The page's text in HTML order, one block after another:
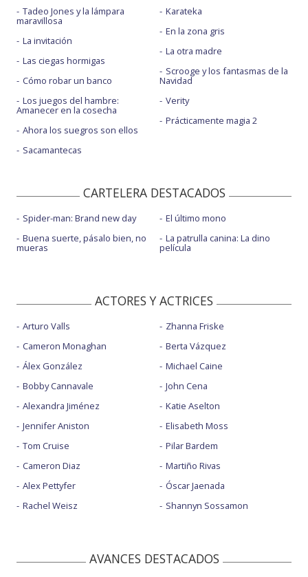
Tadeo Jones y la lámpara
maravillosa
La invitación
Las ciegas hormigas
Cómo robar un banco
Los juegos del hambre:
Amanecer en la cosecha
Ahora los suegros son ellos
Sacamantecas
Karateka
En la zona gris
La otra madre
Scrooge y los fantasmas de la
Navidad
Verity
Prácticamente magia 2
CARTELERA DESTACADOS
Spider-man: Brand new day
Buena suerte, pásalo bien, no
mueras
El último mono
La patrulla canina: La dino
película
ACTORES Y ACTRICES
Arturo Valls
Cameron Monaghan
Álex González
Bobby Cannavale
Alexandra Jiménez
Jennifer Aniston
Tom Cruise
Cameron Diaz
Alex Pettyfer
Rachel Weisz
Zhanna Friske
Berta Vázquez
Michael Caine
John Cena
Katie Aselton
Elisabeth Moss
Pilar Bardem
Martiño Rivas
Óscar Jaenada
Shannyn Sossamon
AVANCES DESTACADOS